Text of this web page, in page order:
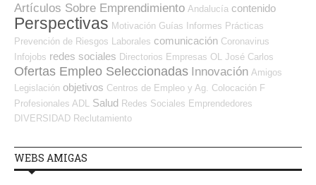
Artículos Sobre Emprendimiento Andalucía contenido
Perspectivas Motivación Guías Informes Prácticas
Prevención de Riesgos Laborales comunicación Coronavirus
Infojobs redes sociales Directorios Empresas OL José Carlos
Ofertas Empleo Seleccionadas Innovación Amigos
Legislación objetivos Centros de Empleo y Ag. Colocación F
Profesionales ADL
Salud Redes Sociales Emprendedores
DIVERSIDAD Reclutamiento
WEBS AMIGAS